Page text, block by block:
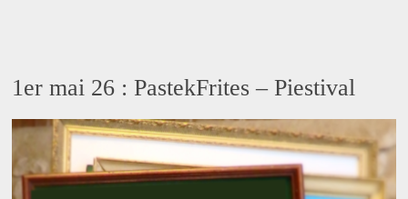
1er mai 26 : PastekFrites – Piestival